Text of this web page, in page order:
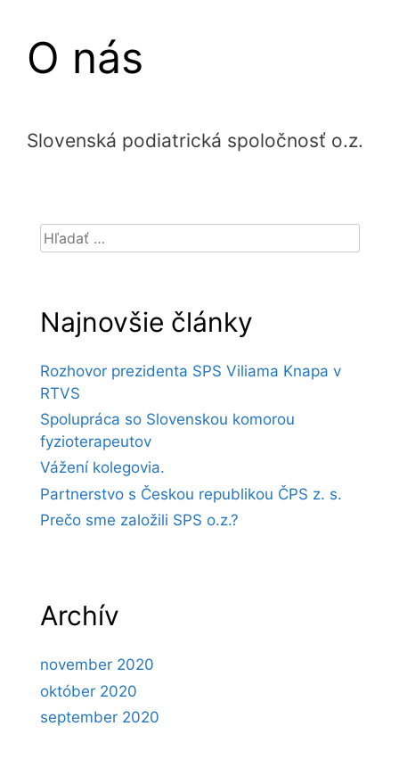
O nás
Slovenská podiatrická spoločnosť o.z.
Hľadať:
Najnovšie články
Rozhovor prezidenta SPS Viliama Knapa v
RTVS
Spolupráca so Slovenskou komorou
fyzioterapeutov
Vážení kolegovia.
Partnerstvo s Českou republikou ČPS z. s.
Prečo sme založili SPS o.z.?
Archív
november 2020
október 2020
september 2020